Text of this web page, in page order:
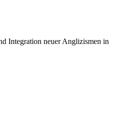
Integration neuer Anglizismen in